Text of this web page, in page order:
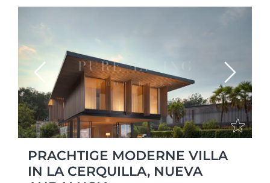
Previous Next
PRACHTIGE MODERNE VILLA
IN LA CERQUILLA, NUEVA